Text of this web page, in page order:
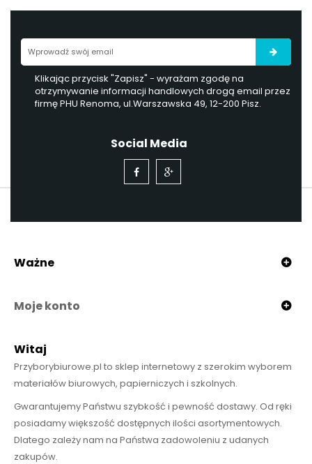
Klikając przycisk "Zapisz" - wyrażam zgodę na
otrzymywanie informacji handlowych drogą email przez
firmę PHU Renoma, ul.Warszawska 49, 12-200 Pisz.
Social Media
Ważne
Moje konto
Witaj
Przyborybiurowe.pl to sklep internetowy z szerokim wyborem
materiałów biurowych, papierniczych i szkolnych.
Gwarantujemy Państwu szybkość i pewność dostawy. Od ręki
posiadamy większość dostępnych ilości asortymentowych.
Dlatego zależy nam na Państwa zadowoleniu z udanych
zakupów.